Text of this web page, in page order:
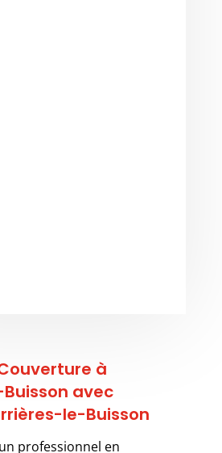
à
avec
le-Buisson
professionnel en